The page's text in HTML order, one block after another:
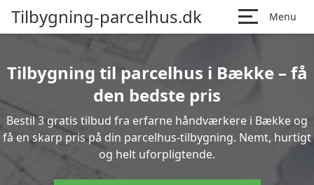
Tilbygning-parcelhus.dk Menu
Tilbygning til parcelhus i Bække – få
den bedste pris
Bestil 3 gratis tilbud fra erfarne håndværkere i Bække og
få en skarp pris på din parcelhus-tilbygning. Nemt, hurtigt
og helt uforpligtende.